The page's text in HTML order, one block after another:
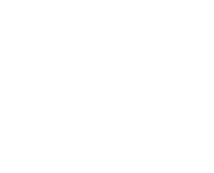
di Tempat